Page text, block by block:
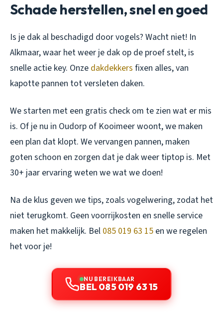
Schade herstellen, snel en goed
Is je dak al beschadigd door vogels? Wacht niet! In
Alkmaar, waar het weer je dak op de proef stelt, is
snelle actie key. Onze dakdekkers fixen alles, van
kapotte pannen tot versleten daken.
We starten met een gratis check om te zien wat er mis
is. Of je nu in Oudorp of Kooimeer woont, we maken
een plan dat klopt. We vervangen pannen, maken
goten schoon en zorgen dat je dak weer tiptop is. Met
30+ jaar ervaring weten we wat we doen!
Na de klus geven we tips, zoals vogelwering, zodat het
niet terugkomt. Geen voorrijkosten en snelle service
maken het makkelijk. Bel 085 019 63 15 en we regelen
het voor je!
NU BEREIKBAAR
BEL 085 019 63 15